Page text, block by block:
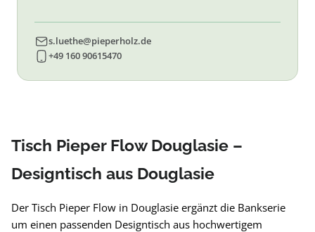
s.luethe@pieperholz.de
+49 160 90615470
Tisch Pieper Flow Douglasie –
Designtisch aus Douglasie
Der Tisch Pieper Flow in Douglasie ergänzt die Bankserie
um einen passenden Designtisch aus hochwertigem